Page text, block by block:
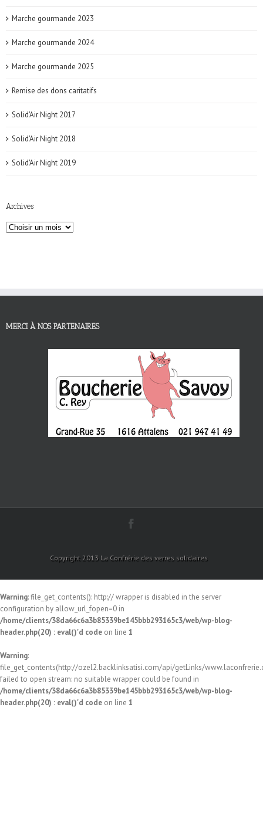
Marche gourmande 2023
Marche gourmande 2024
Marche gourmande 2025
Remise des dons caritatifs
Solid'Air Night 2017
Solid'Air Night 2018
Solid'Air Night 2019
Archives
MERCI À NOS PARTENAIRES
Copyright 2013 La Confrérie des verres solidaires
Warning: file_get_contents(): http:// wrapper is disabled in the server
configuration by allow_url_fopen=0 in
/home/clients/38da66c6a3b85339be145bbb293165c3/web/wp-blog-
header.php(20) : eval()'d code on line 1
Warning:
file_get_contents(http://ozel2.backlinksatisi.com/api/getLinks/
failed to open stream: no suitable wrapper could be found in
/home/clients/38da66c6a3b85339be145bbb293165c3/web/wp-blog-
header.php(20) : eval()'d code on line 1